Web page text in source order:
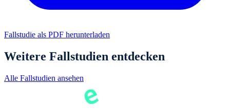
Fallstudie als PDF herunterladen
Weitere Fallstudien entdecken
Alle Fallstudien ansehen